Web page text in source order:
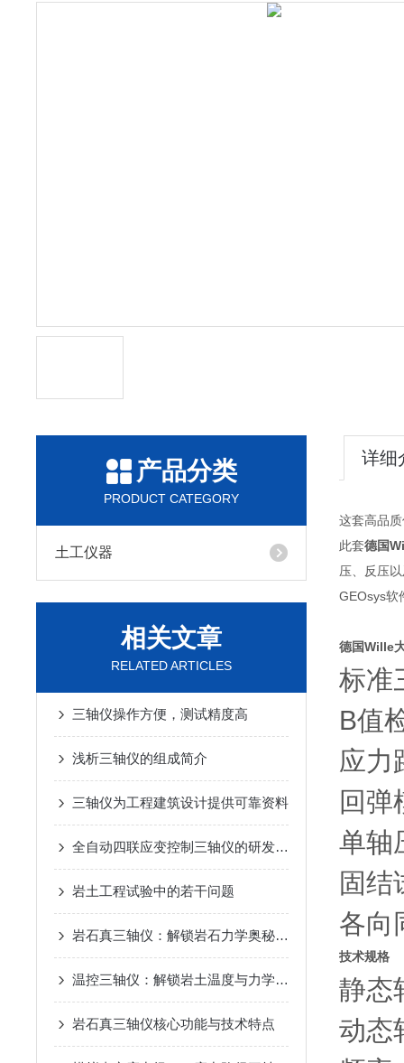
产品分类
PRODUCT CATEGORY
土工仪器
相关文章
RELATED ARTICLES
三轴仪操作方便，测试精度高
浅析三轴仪的组成简介
三轴仪为工程建筑设计提供可靠资料
全自动四联应变控制三轴仪的研发与应用
岩土工程试验中的若干问题
岩石真三轴仪：解锁岩石力学奥秘的精密钥匙
温控三轴仪：解锁岩土温度与力学的耦合密码
岩石真三轴仪核心功能与技术特点
详细
这套高品
此套德国
压、反压
GEOsys软
德国Wille
标准
B值
应力
回弹
单轴
固结
各向
技术规格
静
动